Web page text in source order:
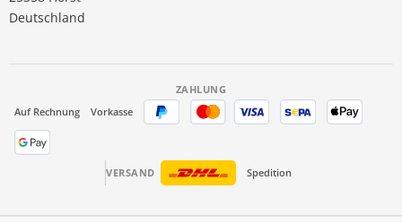
Deutschland
ZAHLUNG
Auf Rechnung
Vorkasse
VERSAND Spedition